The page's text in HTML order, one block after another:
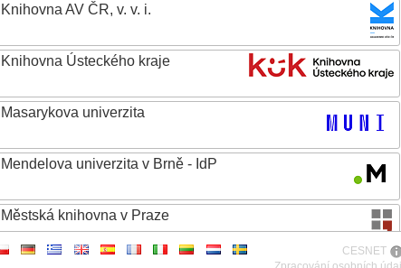
Knihovna AV ČR, v. v. i.
Knihovna Ústeckého kraje
Masarykova univerzita
Mendelova univerzita v Brně - IdP
Městská knihovna v Praze
CESNET